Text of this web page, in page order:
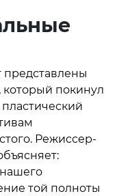
представлены
покинул
Режиссер-
той полноты